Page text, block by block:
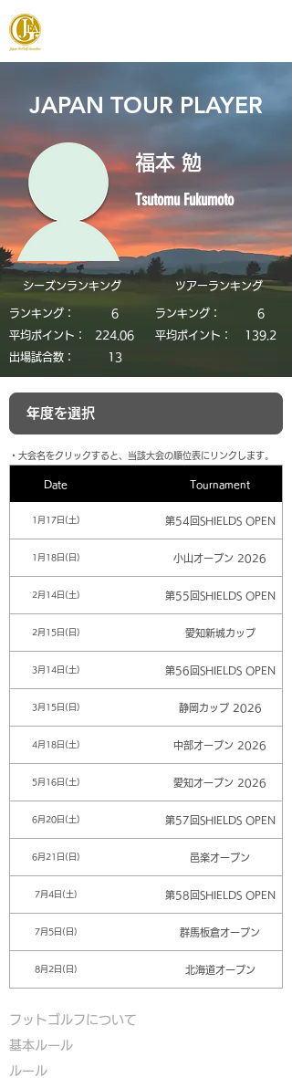
JAPAN TOUR PLAYER
福本 勉
Tsutomu Fukumoto
シーズンランキング
ランキング：
6
平均ポイント：
224.06
​出場試合数：
13
​ツアーランキング
ランキング：
6
平均ポイント：
139.2
​・大会名をクリックすると、当該大会の順位表にリンクします。
Date Tournament
1月17日(土) 第54回SHIELDS OPEN
1月18日(日) 小山オープン 2026
2月14日(土) 第55回SHIELDS OPEN
2月15日(日) 愛知新城カップ
3月14日(土) 第56回SHIELDS OPEN
3月15日(日) 静岡カップ 2026
4月18日(土) 中部オープン 2026
5月16日(土) 愛知オープン 2026
6月20日(土) 第57回SHIELDS OPEN
6月21日(日) 邑楽オープン
7月4日(土) 第58回SHIELDS OPEN
7月5日(日) 群馬板倉オープン
8月2日(日) 北海道オープン
フットゴルフについて
基本ルール
ルール